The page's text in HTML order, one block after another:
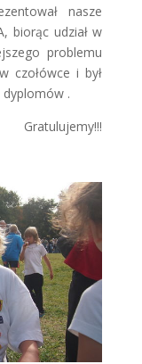
nasze
biorąc udział w
problemu
czołówce i był
dyplomów .
Gratulujemy!!!